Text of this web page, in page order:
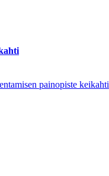
painopiste keikahti